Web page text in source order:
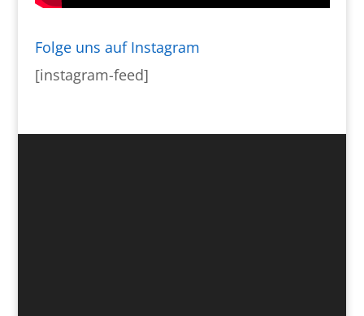
Folge uns auf Instagram
[instagram-feed]